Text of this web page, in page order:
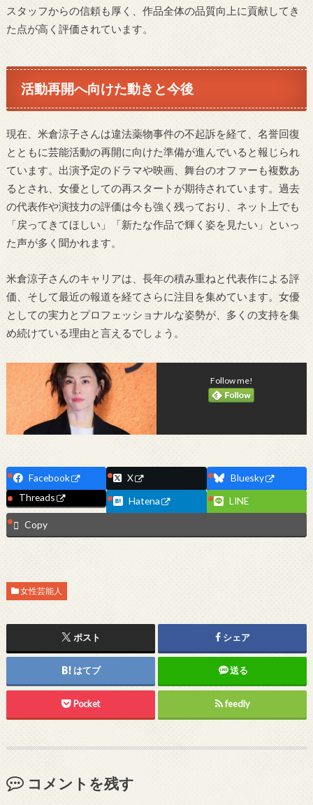
スタッフからの信頼も厚く、作品全体の品質向上に貢献してき
た点が高く評価されています。
活動再開へ向けた動きと今後
現在、米倉涼子さんは違法薬物事件の不起訴を経て、名誉回復
とともに芸能活動の再開に向けた準備が進んでいると報じられ
ています。出演予定のドラマや映画、舞台のオファーも複数あ
るとされ、女優としての再スタートが期待されています。過去
の代表作や演技力の評価は今も強く残っており、ネット上でも
「戻ってきてほしい」「新たな作品で輝く姿を見たい」といっ
た声が多く聞かれます。
米倉涼子さんのキャリアは、長年の積み重ねと代表作による評
価、そして最近の報道を経てさらに注目を集めています。女優
としての実力とプロフェッショナルな姿勢が、多くの支持を集
め続けている理由と言えるでしょう。
Follow me!
Facebook X
Bluesky
Threads
Hatena
LINE
Copy
女性芸能人
ポスト シェア
はてブ 送る
Pocket feedly
コメントを残す